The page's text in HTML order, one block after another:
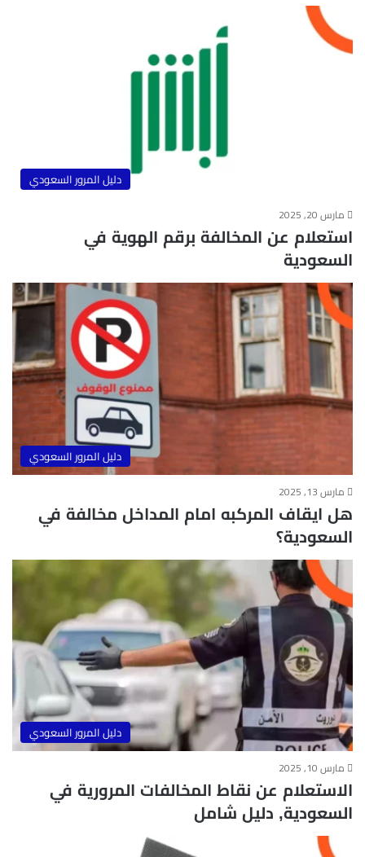
دليل المرور السعودي
مارس 20, 2025
استعلام عن المخالفة برقم الهوية في
السعودية
دليل المرور السعودي
مارس 13, 2025
هل ايقاف المركبه امام المداخل مخالفة في
السعودية؟
دليل المرور السعودي
مارس 10, 2025
الاستعلام عن نقاط المخالفات المرورية في
السعودية, دليل شامل